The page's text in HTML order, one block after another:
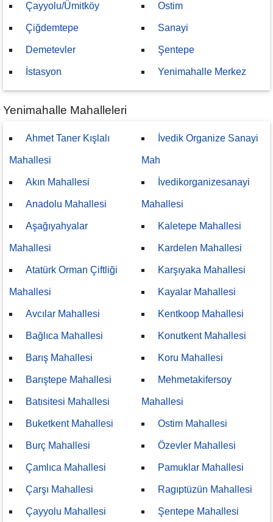
Çayyolu/Ümitköy
Çiğdemtepe
Demetevler
İstasyon
Ostim
Sanayi
Şentepe
Yenimahalle Merkez
Yenimahalle Mahalleleri
Ahmet Taner Kışlalı
Mahallesi
Akın Mahallesi
Anadolu Mahallesi
Aşağıyahyalar
Mahallesi
Atatürk Orman Çiftliği
Mahallesi
Avcılar Mahallesi
Bağlıca Mahallesi
Barış Mahallesi
Barıştepe Mahallesi
Batısitesi Mahallesi
Buketkent Mahallesi
Burç Mahallesi
Çamlıca Mahallesi
Çarşı Mahallesi
Çayyolu Mahallesi
İvedik Organize Sanayi
Mah
İvedikorganizesanayi
Mahallesi
Kaletepe Mahallesi
Kardelen Mahallesi
Karşıyaka Mahallesi
Kayalar Mahallesi
Kentkoop Mahallesi
Konutkent Mahallesi
Koru Mahallesi
Mehmetakifersoy
Mahallesi
Ostim Mahallesi
Özevler Mahallesi
Pamuklar Mahallesi
Ragıptüzün Mahallesi
Şentepe Mahallesi